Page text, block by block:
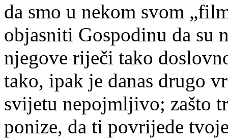
da smo u nekom svom
objasniti Gospodinu da su
njegove riječi tako
tako, ipak je danas drugo
svijetu nepojmljivo; zašto
ponize, da ti povrijede